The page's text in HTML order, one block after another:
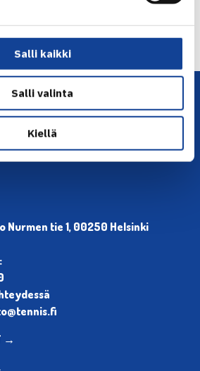
Salli kaikki
Salli valinta
Kiellä
Heliövaara voitti
Nurmen tie 1, 00250 Helsinki
→